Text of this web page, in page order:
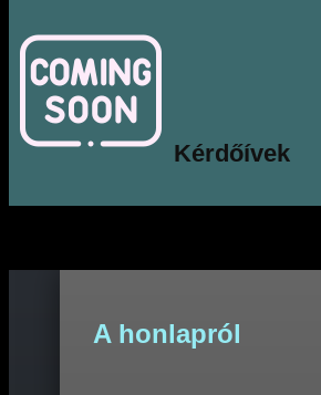
Kérdőívek
A honlapról